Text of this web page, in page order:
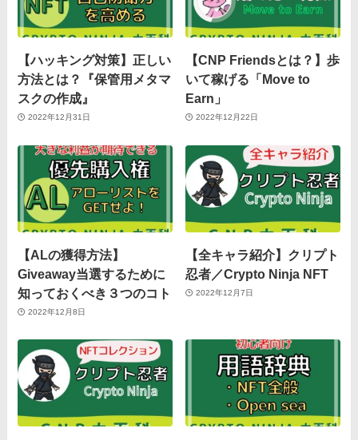
【ハッキング対策】正しい
方法とは？『保管用メタマ
スクの作成』
2022年12月31日
【CNP Friendsとは？】歩
いて稼げる「Move to
Earn」
2022年12月22日
【ALの獲得方法】
Giveaway当選するために
知っておくべき３つのコト
2022年12月8日
【全キャラ紹介】クリプト
忍者／Crypto Ninja NFT
2022年12月7日